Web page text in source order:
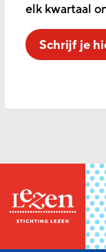
elk kwartaal
Schrijf je